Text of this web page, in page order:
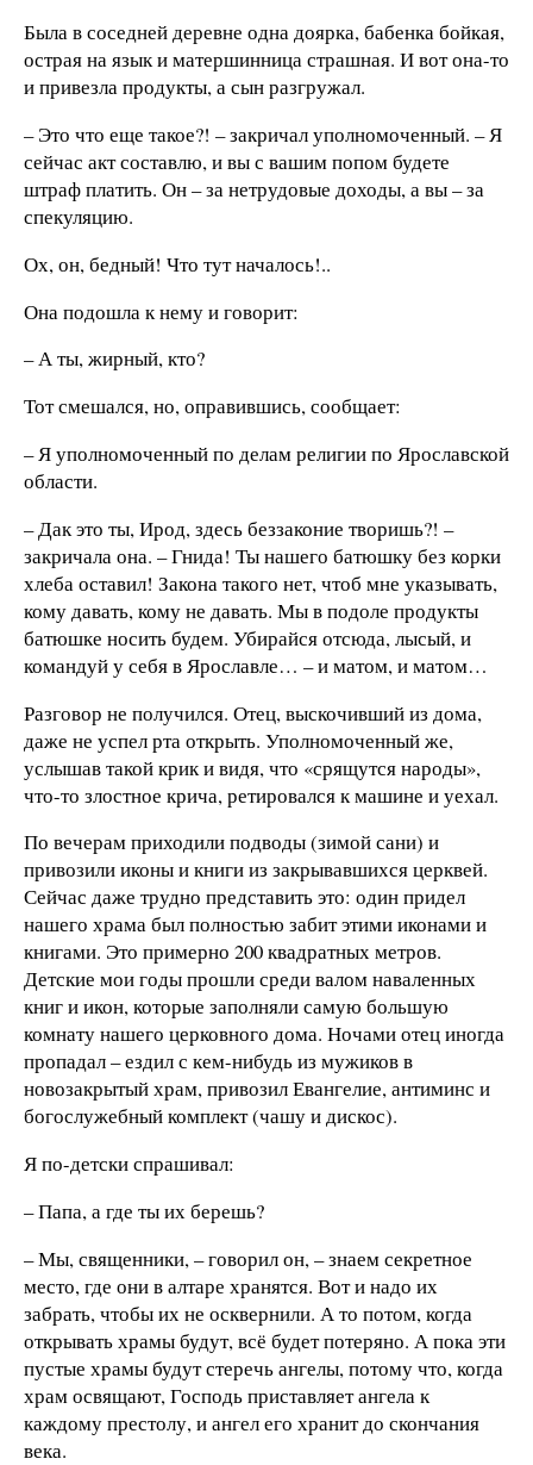
Была в соседней деревне одна доярка, бабенка бойкая,
острая на язык и матершинница страшная. И вот она-то
и привезла продукты, а сын разгружал.
– Это что еще такое?! – закричал уполномоченный. – Я
сейчас акт составлю, и вы с вашим попом будете
штраф платить. Он – за нетрудовые доходы, а вы – за
спекуляцию.
Ох, он, бедный! Что тут началось!..
Она подошла к нему и говорит:
– А ты, жирный, кто?
Тот смешался, но, оправившись, сообщает:
– Я уполномоченный по делам религии по Ярославской
области.
– Дак это ты, Ирод, здесь беззаконие творишь?! –
закричала она. – Гнида! Ты нашего батюшку без корки
хлеба оставил! Закона такого нет, чтоб мне указывать,
кому давать, кому не давать. Мы в подоле продукты
батюшке носить будем. Убирайся отсюда, лысый, и
командуй у себя в Ярославле… – и матом, и матом…
Разговор не получился. Отец, выскочивший из дома,
даже не успел рта открыть. Уполномоченный же,
услышав такой крик и видя, что «срящутся народы»,
что-то злостное крича, ретировался к машине и уехал.
По вечерам приходили подводы (зимой сани) и
привозили иконы и книги из закрывавшихся церквей.
Сейчас даже трудно представить это: один придел
нашего храма был полностью забит этими иконами и
книгами. Это примерно 200 квадратных метров.
Детские мои годы прошли среди валом наваленных
книг и икон, которые заполняли самую большую
комнату нашего церковного дома. Ночами отец иногда
пропадал – ездил с кем-нибудь из мужиков в
новозакрытый храм, привозил Евангелие, антиминс и
богослужебный комплект (чашу и дискос).
Я по-детски спрашивал:
– Папа, а где ты их берешь?
– Мы, священники, – говорил он, – знаем секретное
место, где они в алтаре хранятся. Вот и надо их
забрать, чтобы их не осквернили. А то потом, когда
открывать храмы будут, всё будет потеряно. А пока эти
пустые храмы будут стеречь ангелы, потому что, когда
храм освящают, Господь приставляет ангела к
каждому престолу, и ангел его хранит до скончания
века.